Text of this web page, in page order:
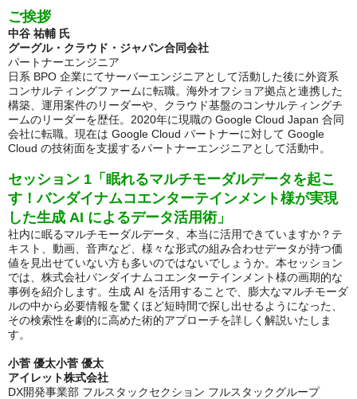
ご挨拶
中谷 祐輔 氏
グーグル・クラウド・ジャパン合同会社
パートナーエンジニア
日系 BPO 企業にてサーバーエンジニアとして活動した後に外資系
コンサルティングファームに転職。海外オフショア拠点と連携した
構築、運用案件のリーダーや、クラウド基盤のコンサルティングチ
ームのリーダーを歴任。2020年に現職の Google Cloud Japan 合同
会社に転職。現在は Google Cloud パートナーに対して Google
Cloud の技術面を支援するパートナーエンジニアとして活動中。
セッション 1「眠れるマルチモーダルデータを起こ
す！バンダイナムコエンターテインメント様が実現
した生成 AI によるデータ活用術」
社内に眠るマルチモーダルデータ、本当に活用できていますか？テ
キスト、動画、音声など、様々な形式の組み合わせデータが持つ価
値を見出せていない方も多いのではないでしょうか。本セッション
では、株式会社バンダイナムコエンターテインメント様の画期的な
事例を紹介します。生成 AI を活用することで、膨大なマルチモーダ
ルの中から必要情報を驚くほど短時間で探し出せるようになった、
その検索性を劇的に高めた術的アプローチを詳しく解説いたしま
す。
小菅 優太小菅 優太
アイレット株式会社
DX開発事業部 フルスタックセクション フルスタックグループ